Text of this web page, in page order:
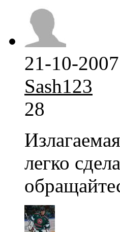
21-10-
Sash123
28
легко